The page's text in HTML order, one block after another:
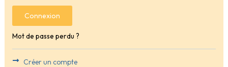
Connexion
Mot de passe perdu ?
Créer un compte